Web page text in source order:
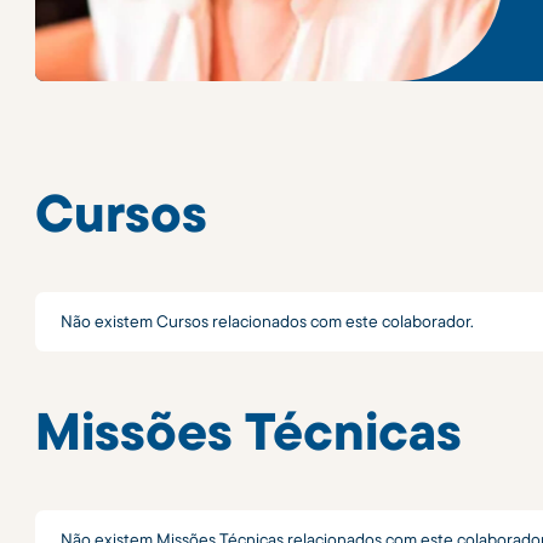
Cursos
Não existem Cursos relacionados com este colaborador.
Missões Técnicas